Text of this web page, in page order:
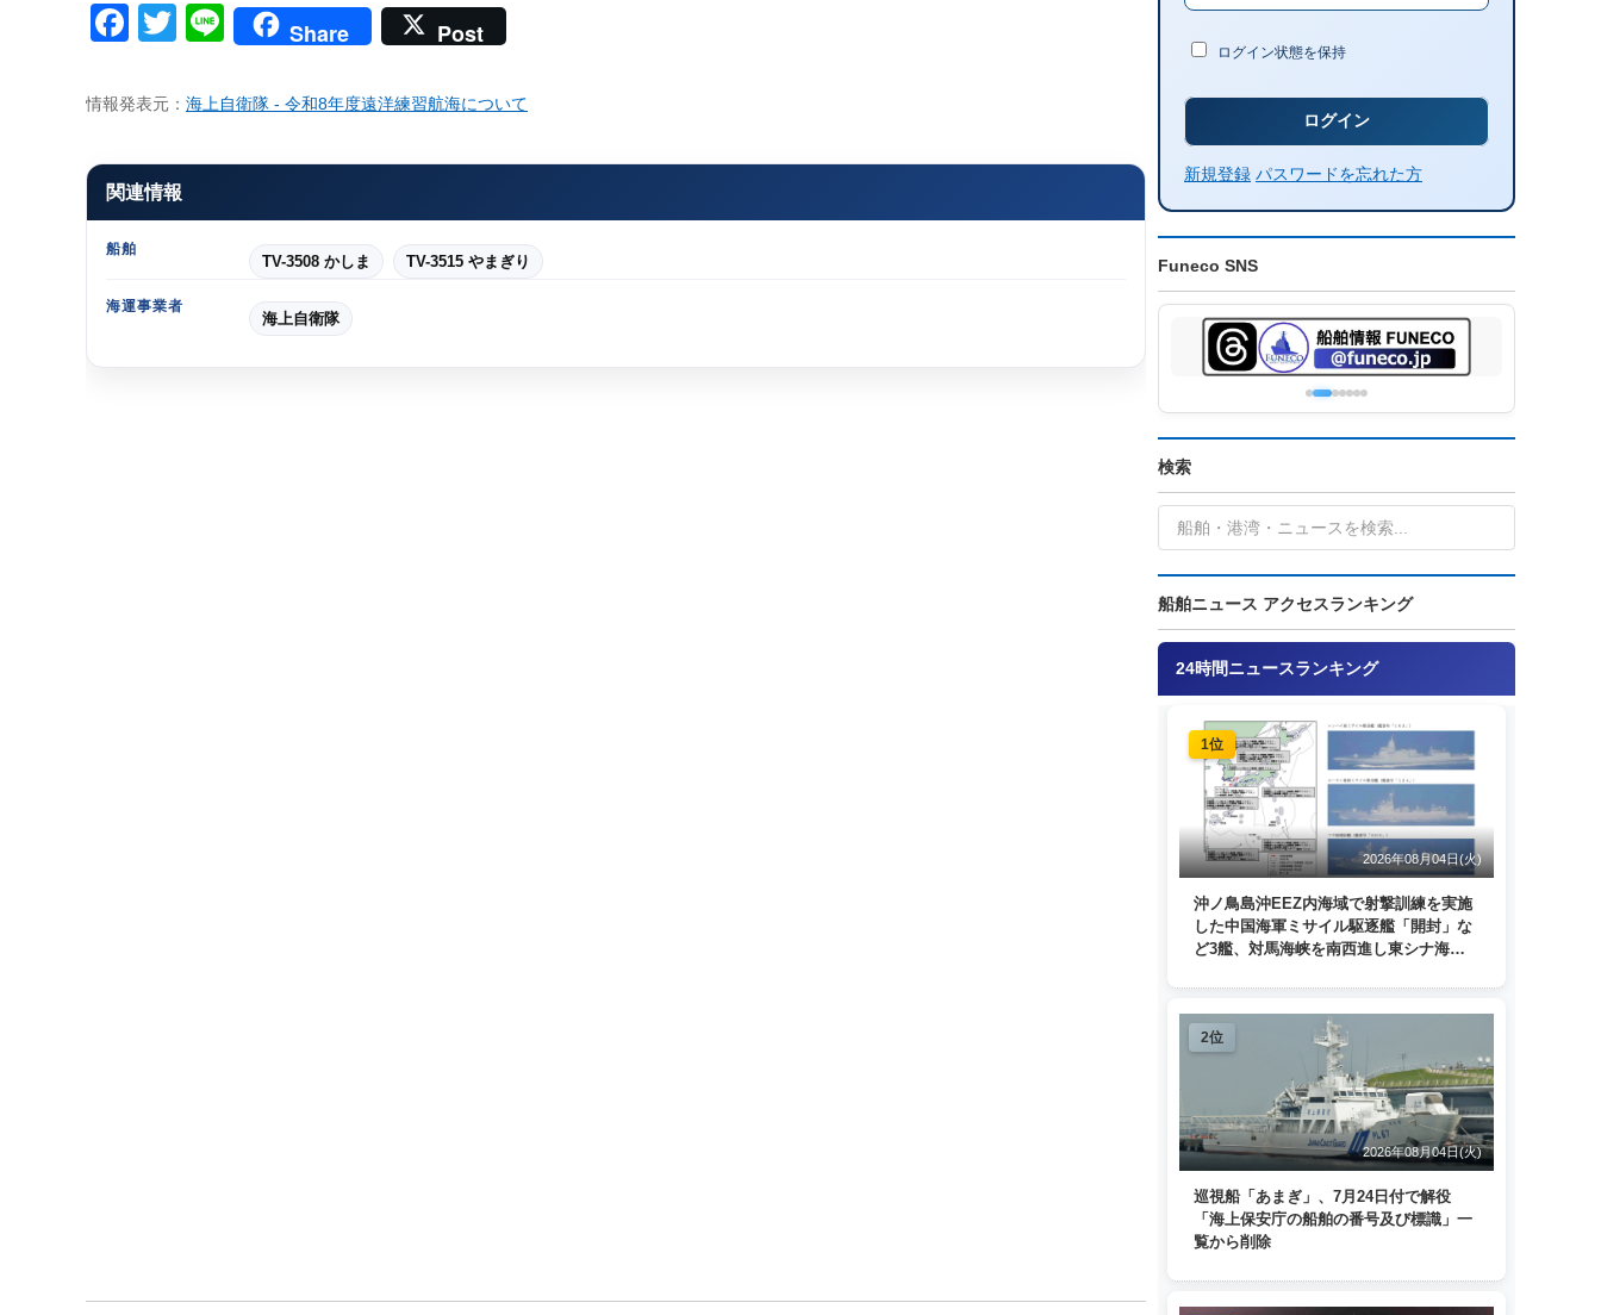
Facebook
Twitter
LineShare Post
情報発表元： 海上自衛隊 - 令和8年度遠洋練習航海について
関連情報
船舶
TV-3508 かしま TV-3515 やまぎり
海運事業者
海上自衛隊
ログイン状態を保持
新規登録 パスワードを忘れた方
Funeco SNS
検索
船舶ニュース アクセスランキング
24時間ニュースランキング
1位
2026年08月04日(火)
沖ノ鳥島沖EEZ内海域で射撃訓練を実施
した中国海軍ミサイル駆逐艦「開封」な
ど3艦、対馬海峡を南西進し東シナ海
2位
2026年08月04日(火)
巡視船「あまぎ」、7月24日付で解役
「海上保安庁の船舶の番号及び標識」一
覧から削除